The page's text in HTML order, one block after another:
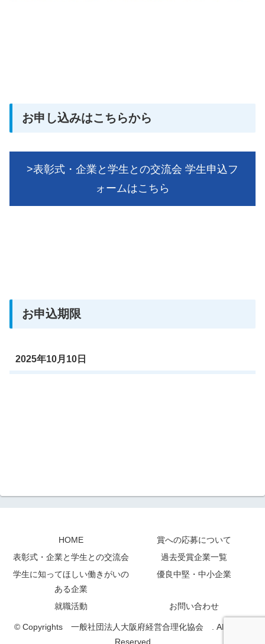
お申し込みはこちらから
>表彰式・企業と学生との交流会 学生申込フ
ォームはこちら
お申込期限
2025年10月10日
HOME
賞への応募について
表彰式・企業と学生との交流会
過去受賞企業一覧
学生に知ってほしい働きがいの
ある企業
優良中堅・中小企業
就職活動 お問い合わせ
© Copyrights 一般社団法人大阪府経営合理化協会 . All Rights
Reserved